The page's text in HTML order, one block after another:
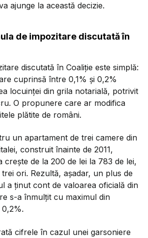
ajunge la această decizie.
de impozitare discutată în
discutată în Coaliție este simplă:
cuprinsă între 0,1% și 0,2%
locuinței din grila notarială, potrivit
O propunere care ar modifica
plătite de români.
un apartament de trei camere din
construit înainte de 2011,
crește de la 200 de lei la 783 de lei,
ori. Rezultă, așadar, un plus de
a ținut cont de valoarea oficială din
s-a înmulțit cu maximul din
cifrele în cazul unei garsoniere